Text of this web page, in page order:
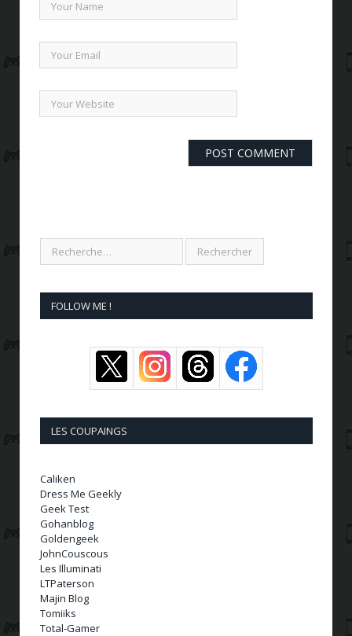
FOLLOW ME !
LES COUPAINGS
Caliken
Dress Me Geekly
Geek Test
Gohanblog
Goldengeek
JohnCouscous
Les Illuminati
LTPaterson
Majin Blog
Tomiiks
Total-Gamer